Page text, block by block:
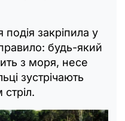
закріпила у
будь-який
з моря, несе
зустрічають